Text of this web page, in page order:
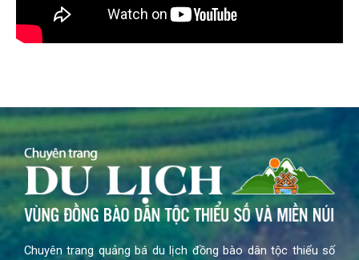
Chuyên trang quảng bá du lịch đồng bào dân tộc thiểu số